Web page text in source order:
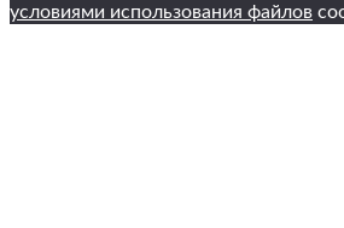
условиями использования файлов